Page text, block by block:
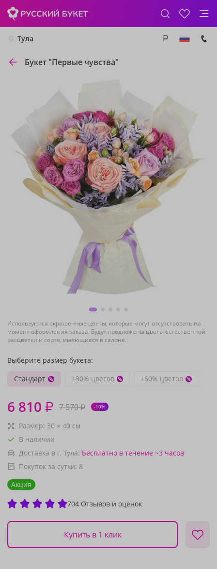
Тула
Букет "Первые чувства"
Используются окрашенные цветы, которые могут отсутствовать на
момент оформления заказа. Будут предложены цветы естественной
расцветки и сорта, имеющиеся в салоне.
Выберите размер букета:
Стандарт
+30% цветов +60% цветов
6 810 ₽ 7 570₽ -10%
Размер: 30 × 40 см
В наличии
Доставка в г. Тула: Бесплатно в течение ~3 часов
Покупок за сутки: 8
Акция
704 Отзывов и оценок
Купить в 1 клик